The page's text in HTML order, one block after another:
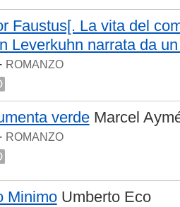
Faustus[. La vita del
Leverkuhn narrata da
ROMANZO
verde Marcel
ROMANZO
Minimo Umberto Eco